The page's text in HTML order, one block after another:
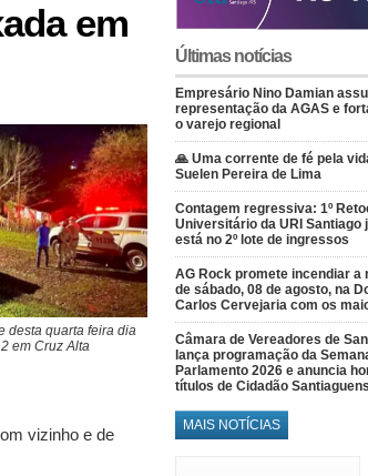
em
desta quarta feira dia
em Cruz Alta
vizinho e de
Últimas notícias
Empresário Nino Damian
representação da AGAS e
o varejo regional
🙏 Uma corrente de fé pela
Suelen Pereira de Lima
Contagem regressiva: 1º
Universitário da URI Santiago
está no 2º lote de ingressos
AG Rock promete incendiar a
de sábado, 08 de agosto, na
Carlos Cervejaria com os
Câmara de Vereadores de
lança programação da
Parlamento 2026 e anuncia
títulos de Cidadão
MAIS NOTÍCIAS